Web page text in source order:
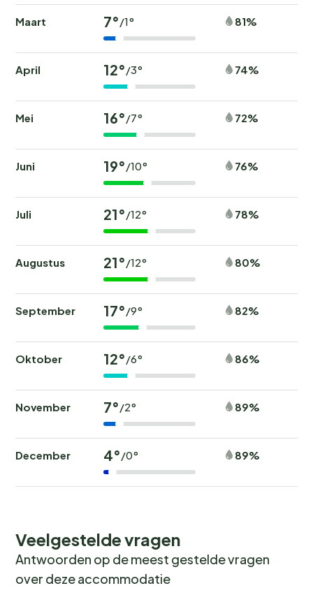
Maart 7°/1° 81%
April 12°/3° 74%
Mei 16°/7° 72%
Juni 19°/10° 76%
Juli 21°/12° 78%
Augustus 21°/12° 80%
September 17°/9° 82%
Oktober 12°/6° 86%
November 7°/2° 89%
December 4°/0° 89%
Veelgestelde vragen
Antwoorden op de meest gestelde vragen
over deze accommodatie